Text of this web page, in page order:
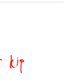
kip